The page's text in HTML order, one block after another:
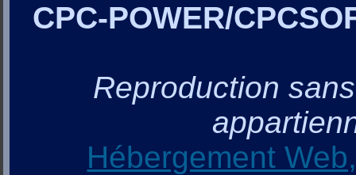
CPC-POWER/
Reproduction
Hébergement